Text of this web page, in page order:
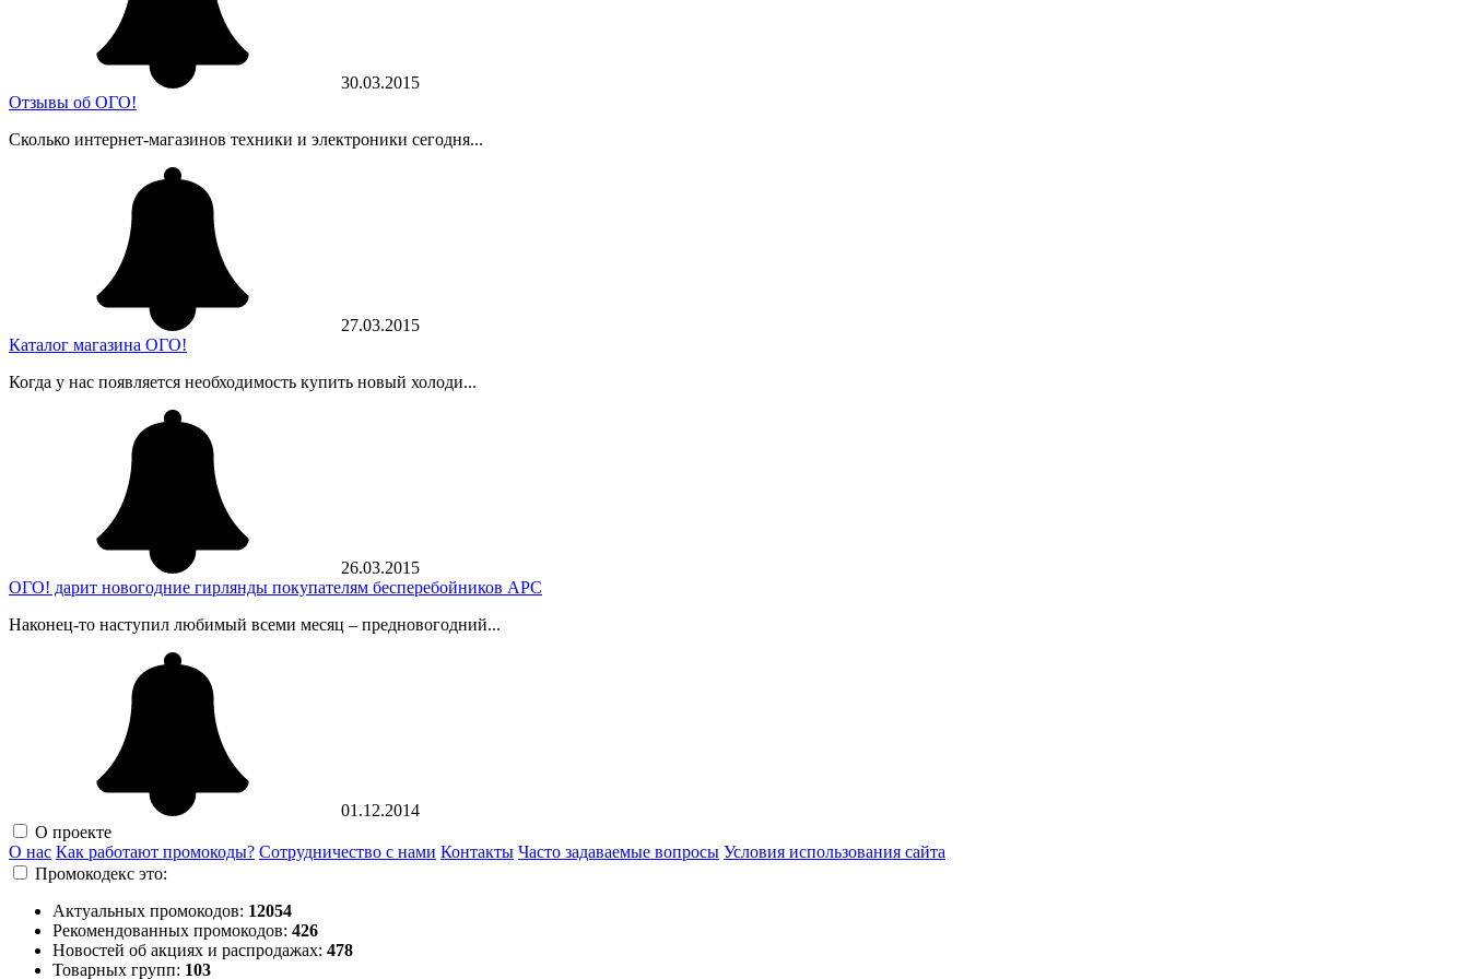
30.03.2015
Отзывы об ОГО!
Сколько интернет-магазинов техники и электроники сегодня...
27.03.2015
Каталог магазина ОГО!
Когда у нас появляется необходимость купить новый холоди...
26.03.2015
ОГО! дарит новогодние гирлянды покупателям бесперебойников АРС
Наконец-то наступил любимый всеми месяц – предновогодний...
01.12.2014
О проекте
О нас Как работают промокоды? Сотрудничество с нами Контакты Часто задаваемые вопросы Условия использования сайта
Промокодекс это:
Актуальных промокодов: 12054
Рекомендованных промокодов: 426
Новостей об акциях и распродажах: 478
Товарных групп: 103